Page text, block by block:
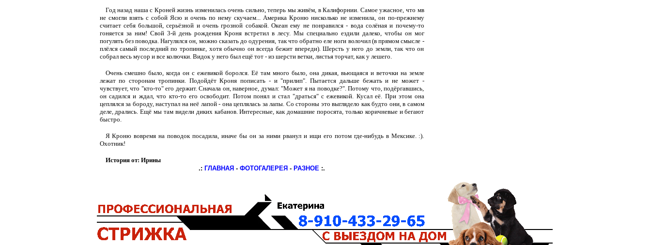
Год назад наша с Кроней жизнь изменилась очень сильно, теперь мы живём, в Калифорнии. Самое ужасное, что мв
не смогли взять с собой Ясю и очень по нему скучаем... Америка Кроню нисколько не изменила, он по-прежнему
считает себя большой, серьёзной и очень грозной собакой. Океан ему не понравился - вода солёная и почему-то
гоняется за ним! Свой 3-й день рождения Кроня встретил в лесу. Мы специально ездили далеко, чтобы он мог
погулять без поводка. Нагулялся он, можно сказать до одурения, так что обратно еле ноги волочил (в прямом смысле -
плёлся самый последний по тропинке, хотя обычно он всегда бежит впереди). Шерсть у него до земли, так что он
собрал весь мусор и все колючки. Видок у него был ещё тот - из шерсти ветки, листья торчат, как у лешего.
Очень смешно было, когда он с ежевикой боролся. Её там много было, она дикая, вьющаяся и веточки на земле
лежат по сторонам тропинки. Подойдёт Кроня пописать - и "прилип". Пытается дальше бежать и не может -
чувствует, что "кто-то" его держит. Сначала он, наверное, думал: "Может я на поводке?". Потому что, подёргавшись,
он садился и ждал, что кто-то его освободит. Потом понял и стал "драться" с ежевикой. Кусал её. При этом она
цеплялся за бороду, наступал на неё лапой - она цеплялась за лапы. Со стороны это выглядело как будто они, в самом
деле, дрались. Ещё мы там видели диких кабанов. Интересные, как домашние поросята, только коричневые и бегают
быстро.
Я Кроню вовремя на поводок посадила, иначе бы он за ними рванул и ищи его потом где-нибудь в Мексике. :).
Охотник!
История от: Ирины
.: ГЛАВНАЯ - ФОТОГАЛЕРЕЯ - РАЗНОЕ :.